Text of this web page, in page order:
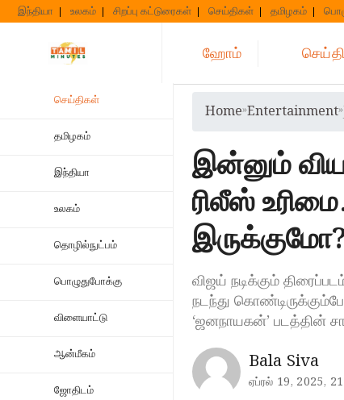
Skip
to
இந்தியா உலகம் சிறப்பு கட்டுரைகள் செய்திகள் தமிழகம்
ஹோம்
செய்திகள்
தமிழகம்
இந்தியா
உலகம்
தொழில்நுட்பம்
பொழுதுபோக்கு
விளையாட்டு
ஆன்மீகம்
ஜோதிடம்
Home»Entertainment»
இன்னும்
ரிலீஸ்
விஜய் நடிக்கும்
நடந்து
‘ஜனநாயகன்’ படத்தின்
Bala Siva
ஏப்ரல் 19, 2025,